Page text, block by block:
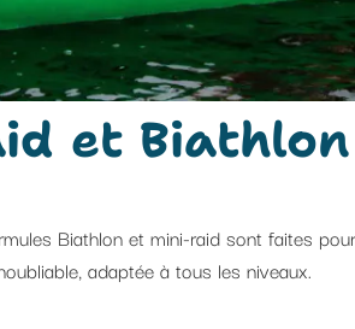
et
Biathlon et mini-raid sont faites
adaptée à tous les niveaux.